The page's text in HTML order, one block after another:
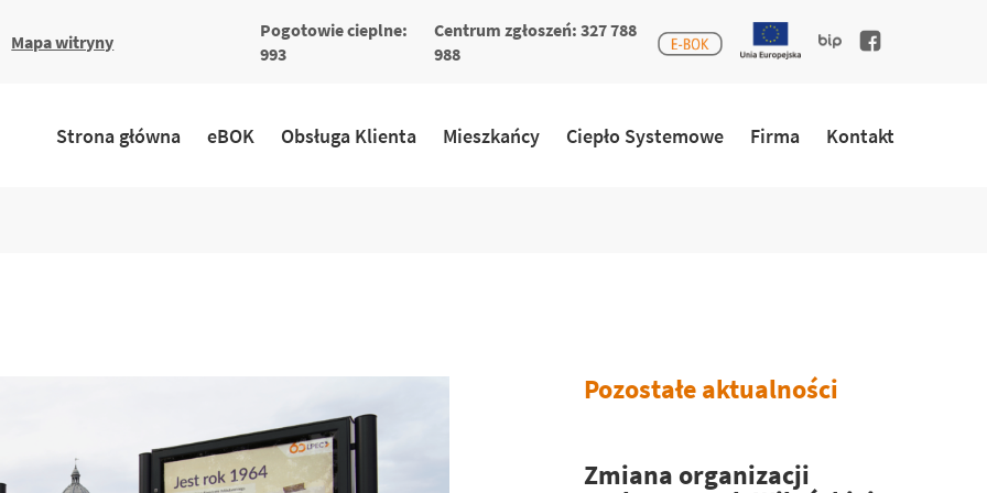
Mapa witryny
Pogotowie cieplne:
993
Centrum zgłoszeń: 327 788
988
Strona główna eBOK Obsługa Klienta Mieszkańcy Ciepło Systemowe Firma Kontakt
Pozostałe aktualności
Zmiana organizacji